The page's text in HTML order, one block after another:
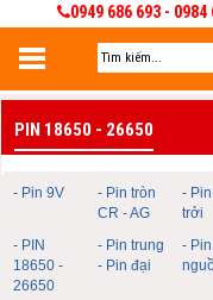
0949 686 693 -
Đăng nhập
Đăng nhập để lưu giỏ
hàng
PIN 18650 - 26650
- Pin 9V
- Pin tròn
CR - AG
-
trởi
- PIN
18650 -
26650
- Pin trung
- Pin đại
-